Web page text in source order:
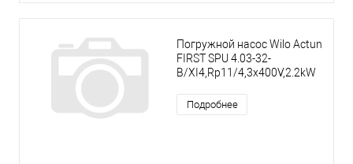
Погружной насос Wilo Actun
FIRST SPU 4.03-32-
B/XI4,Rp11/4,3x400V,2.2kW
Подробнее